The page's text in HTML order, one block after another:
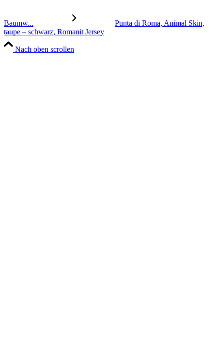
Baumw...
Punta di Roma, Animal Skin,
taupe – schwarz, Romanit Jersey
Nach oben scrollen